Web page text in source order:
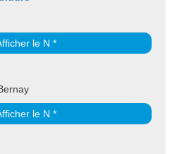
le N *
le N *